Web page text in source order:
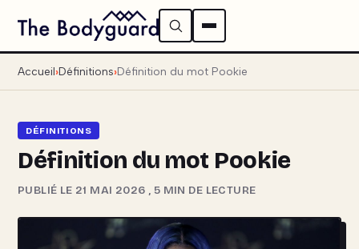
Accueil Définitions Définition du mot Pookie
DÉFINITIONS
Définition du mot Pookie
PUBLIÉ LE 21 MAI 2026 , 5 MIN DE LECTURE